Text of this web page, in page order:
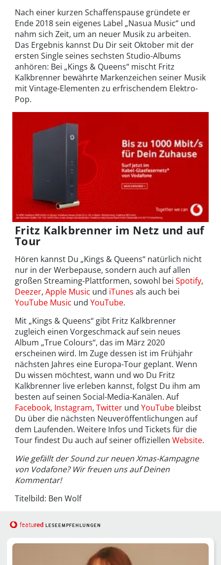
Nach einer kurzen Schaffenspause gründete er
Ende 2018 sein eigenes Label „Nasua Music“ und
nahm sich Zeit, um an neuer Musik zu arbeiten.
Das Ergebnis kannst Du Dir seit Oktober mit der
ersten Single seines sechsten Studio-Albums
anhören: Bei „Kings & Queens“ mischt Fritz
Kalkbrenner bewährte Markenzeichen seiner Musik
mit Vintage-Elementen zu erfrischendem Elektro-
Pop.
Fritz Kalkbrenner im Netz und auf
Tour
Hören kannst Du „Kings & Queens“ natürlich nicht
nur in der Werbepause, sondern auch auf allen
großen Streaming-Plattformen, sowohl bei Spotify,
Deezer, Apple Music und iTunes als auch bei
YouTube Music und YouTube.
Mit „Kings & Queens“ gibt Fritz Kalkbrenner
zugleich einen Vorgeschmack auf sein neues
Album „True Colours“, das im März 2020
erscheinen wird. Im Zuge dessen ist im Frühjahr
nächsten Jahres eine Europa-Tour geplant. Wenn
Du wissen möchtest, wann und wo Du Fritz
Kalkbrenner live erleben kannst, folgst Du ihm am
besten auf seinen Social-Media-Kanälen. Auf
Facebook, Instagram, Twitter und YouTube bleibst
Du über die nächsten Neuveröffentlichungen auf
dem Laufenden. Weitere Infos und Tickets für die
Tour findest Du auch auf seiner offiziellen Website.
Wie gefällt der Sound zur neuen Xmas-Kampagne
von Vodafone? Wir freuen uns auf Deinen
Kommentar!
Titelbild: Ben Wolf
featured LESEEMPFEHLUNGEN